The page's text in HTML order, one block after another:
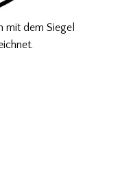
mit dem Siegel